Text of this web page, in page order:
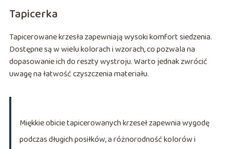
Tapicerka
Tapicerowane krzesła zapewniają wysoki komfort siedzenia.
Dostępne są w wielu kolorach i wzorach, co pozwala na
dopasowanie ich do reszty wystroju. Warto jednak zwrócić
uwagę na łatwość czyszczenia materiału.
Miękkie obicie tapicerowanych krzeseł zapewnia wygodę
podczas długich posiłków, a różnorodność kolorów i